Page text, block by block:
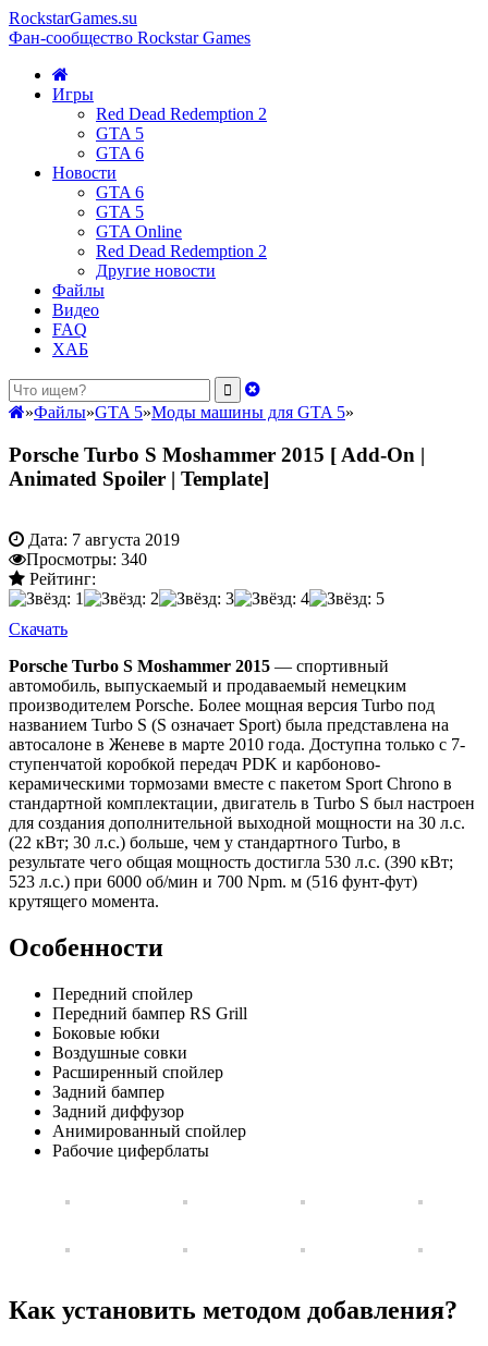
RockstarGames.su
Фан-сообщество Rockstar Games
Игры
Red Dead Redemption 2
GTA 5
GTA 6
Новости
GTA 6
GTA 5
GTA Online
Red Dead Redemption 2
Другие новости
Файлы
Видео
FAQ
ХАБ
»Файлы»GTA 5»Моды машины для GTA 5»
Porsche Turbo S Moshammer 2015 [ Add-On |
Animated Spoiler | Template]
Дата: 7 августа 2019
Просмотры: 340
Рейтинг:
Скачать
Porsche Turbo S Moshammer 2015 — спортивный
автомобиль, выпускаемый и продаваемый немецким
производителем Porsche. Более мощная версия Turbo под
названием Turbo S (S означает Sport) была представлена ​​на
автосалоне в Женеве в марте 2010 года. Доступна только с 7-
ступенчатой ​​коробкой передач PDK и карбоново-
керамическими тормозами вместе с пакетом Sport Chrono в
стандартной комплектации, двигатель в Turbo S был настроен
для создания дополнительной выходной мощности на 30 л.с.
(22 кВт; 30 л.с.) больше, чем у стандартного Turbo, в
результате чего общая мощность достигла 530 л.с. (390 кВт;
523 л.с.) при 6000 об/мин и 700 Npm. м (516 фунт-фут)
крутящего момента.
Особенности
Передний спойлер
Передний бампер RS Grill
Боковые юбки
Воздушные совки
Расширенный спойлер
Задний бампер
Задний диффузор
Анимированный спойлер
Рабочие циферблаты
Как установить методом добавления?